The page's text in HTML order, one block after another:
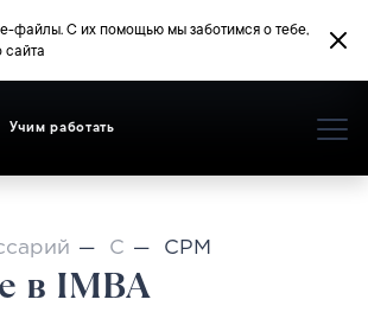
файлы. С их помощью мы заботимся о тебе,
сайта
Учим работать
C CPM
в IMBA